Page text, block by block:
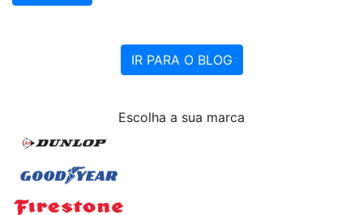
IR PARA O BLOG
Escolha a sua marca